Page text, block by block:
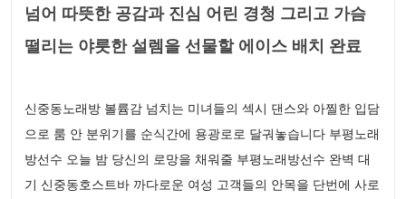
넘어 따뜻한 공감과 진심 어린 경청 그리고 가슴
떨리는 야릇한 설렘을 선물할 에이스 배치 완료
신중동노래방 볼륨감 넘치는 미녀들의 섹시 댄스와 아찔한 입담
으로 룸 안 분위기를 순식간에 용광로로 달궈놓습니다 부평노래
방선수 오늘 밤 당신의 로망을 채워줄 부평노래방선수 완벽 대
기 신중동호스트바 까다로운 여성 고객들의 안목을 단번에 사로